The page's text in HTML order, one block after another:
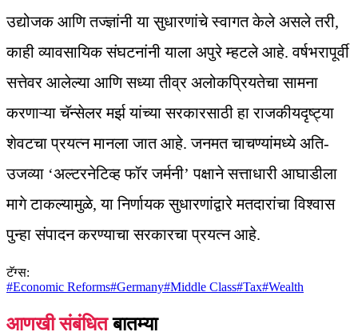
उद्योजक आणि तज्ज्ञांनी या सुधारणांचे स्वागत केले असले तरी,
काही व्यावसायिक संघटनांनी याला अपुरे म्हटले आहे. वर्षभरापूर्वी
सत्तेवर आलेल्या आणि सध्या तीव्र अलोकप्रियतेचा सामना
करणाऱ्या चॅन्सेलर मर्झ यांच्या सरकारसाठी हा राजकीयदृष्ट्या
शेवटचा प्रयत्न मानला जात आहे. जनमत चाचण्यांमध्ये अति-
उजव्या ‘अल्टरनेटिव्ह फॉर जर्मनी’ पक्षाने सत्ताधारी आघाडीला
मागे टाकल्यामुळे, या निर्णायक सुधारणांद्वारे मतदारांचा विश्वास
पुन्हा संपादन करण्याचा सरकारचा प्रयत्न आहे.
टॅग्स:
#Economic Reforms#Germany#Middle Class#Tax#Wealth
आणखी संबंधित बातम्या